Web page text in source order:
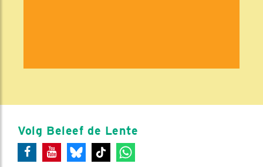
Volg Beleef de Lente